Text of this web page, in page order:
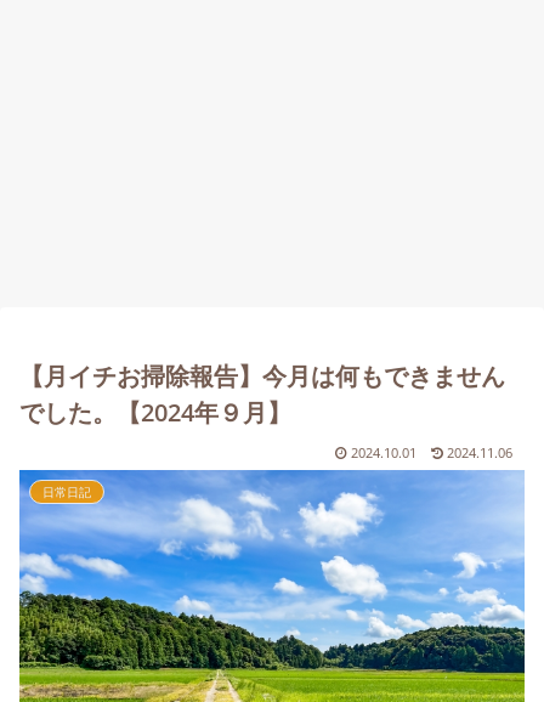
【月イチお掃除報告】今月は何もできません
でした。【2024年９月】
2024.10.01 2024.11.06
日常日記